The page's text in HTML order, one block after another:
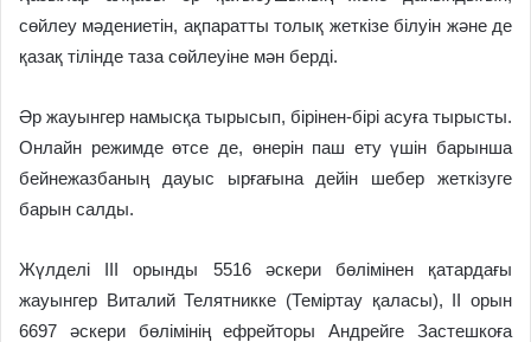
сөйлеу мәдениетін, ақпаратты толық жеткізе білуін және де
қазақ тілінде таза сөйлеуіне мән берді.
Әр жауынгер намысқа тырысып, бірінен-бірі асуға тырысты.
Онлайн режимде өтсе де, өнерін паш ету үшін барынша
бейнежазбаның дауыс ырғағына дейін шебер жеткізуге
барын салды.
Жүлделі III орынды 5516 әскери бөлімінен қатардағы
жауынгер Виталий Телятникке (Теміртау қаласы), II орын
6697 әскери бөлімінің ефрейторы Андрейге Застешкоға